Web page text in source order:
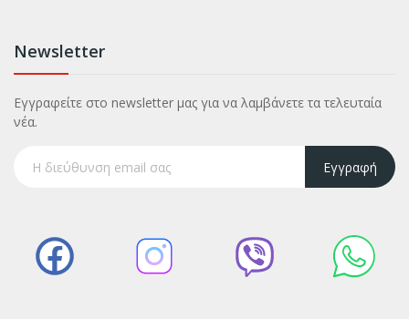
Newsletter
Εγγραφείτε στο newsletter μας για να λαμβάνετε τα τελευταία
νέα.
Εγγραφή